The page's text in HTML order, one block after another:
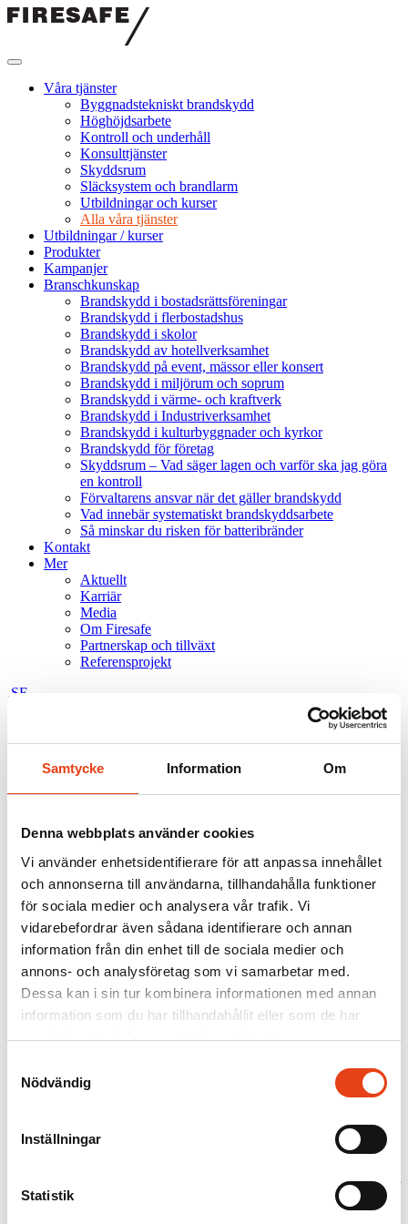
Samtycke Information Om
Denna webbplats använder cookies
Vi använder enhetsidentifierare för att anpassa innehållet
och annonserna till användarna, tillhandahålla funktioner
för sociala medier och analysera vår trafik. Vi
vidarebefordrar även sådana identifierare och annan
information från din enhet till de sociala medier och
annons- och analysföretag som vi samarbetar med.
Dessa kan i sin tur kombinera informationen med annan
information som du har tillhandahållit eller som de har
samlat in när du har använt deras tjänster.
Nödvändig
Inställningar
Statistik
Hoppa
Firesafe
Våra tjänster
Byggnadstekniskt brandskydd
Höghöjdsarbete
Kontroll och underhåll
Konsulttjänster
Skyddsrum
Släcksystem och brandlarm
Utbildningar och kurser
Alla våra tjänster
Utbildningar / kurser
Produkter
Kampanjer
Branschkunskap
Brandskydd i bostadsrättsföreningar
Brandskydd i flerbostadshus
Brandskydd i skolor
Brandskydd av hotellverksamhet
Brandskydd på event, mässor eller konsert
Brandskydd i miljörum och soprum
Brandskydd i värme- och kraftverk
Brandskydd i Industriverksamhet
Brandskydd i kulturbyggnader och kyrkor
Brandskydd för företag
Skyddsrum – Vad säger lagen och varför ska jag göra
en kontroll
Förvaltarens ansvar när det gäller brandskydd
Vad innebär systematiskt brandskyddsarbete
Så minskar du risken för batteribränder
Kontakt
Mer
Aktuellt
Karriär
Media
Om Firesafe
Partnerskap och tillväxt
Referensprojekt
.SE
DK
/
Översyn av brandsäkerheten i
fastigheter
Firesafe genomför översyner i fastigheter och redovisar resultatet i
en statusrapport.
Firesafe göra en översyn av fastighetens brandcellsgränser. De
eventuella brister som finns sammanfattas i en statusrapport som
Utökad översyn
Utökad översyn av det aktiva och passiva brandskydd som
såväl det aktiva som det passiva brandskyddet enligt ett protokoll där
avsikten är att fånga upp och belysa eventuella brister i